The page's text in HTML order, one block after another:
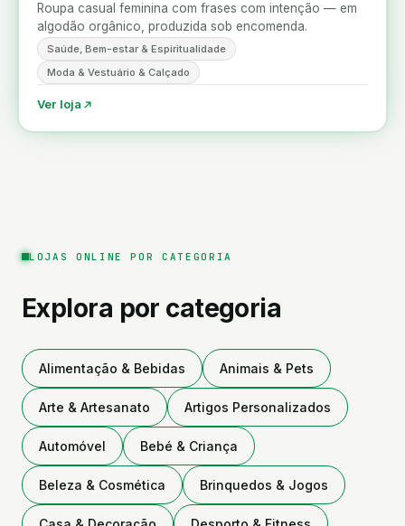
Roupa casual feminina com frases com intenção — em
algodão orgânico, produzida sob encomenda.
Saúde, Bem-estar & Espiritualidade
Moda & Vestuário & Calçado
Ver loja
LOJAS ONLINE POR CATEGORIA
Explora por categoria
Alimentação & Bebidas Animais & Pets
Arte & Artesanato Artigos Personalizados
Automóvel Bebé & Criança
Beleza & Cosmética Brinquedos & Jogos